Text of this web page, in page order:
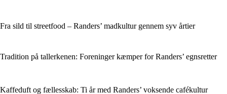
Fra sild til streetfood – Randers’ madkultur gennem syv årtier
Tradition på tallerkenen: Foreninger kæmper for Randers’ egnsretter
Kaffeduft og fællesskab: Ti år med Randers’ voksende cafékultur